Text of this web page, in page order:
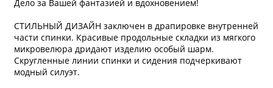
Дело за Вашей фантазией и вдохновением!
СТИЛЬНЫЙ ДИЗАЙН заключен в драпировке внутренней
части спинки. Красивые продольные складки из мягкого
микровелюра дридают изделию особый шарм.
Скругленные линии спинки и сидения подчеркивают
модный силуэт.